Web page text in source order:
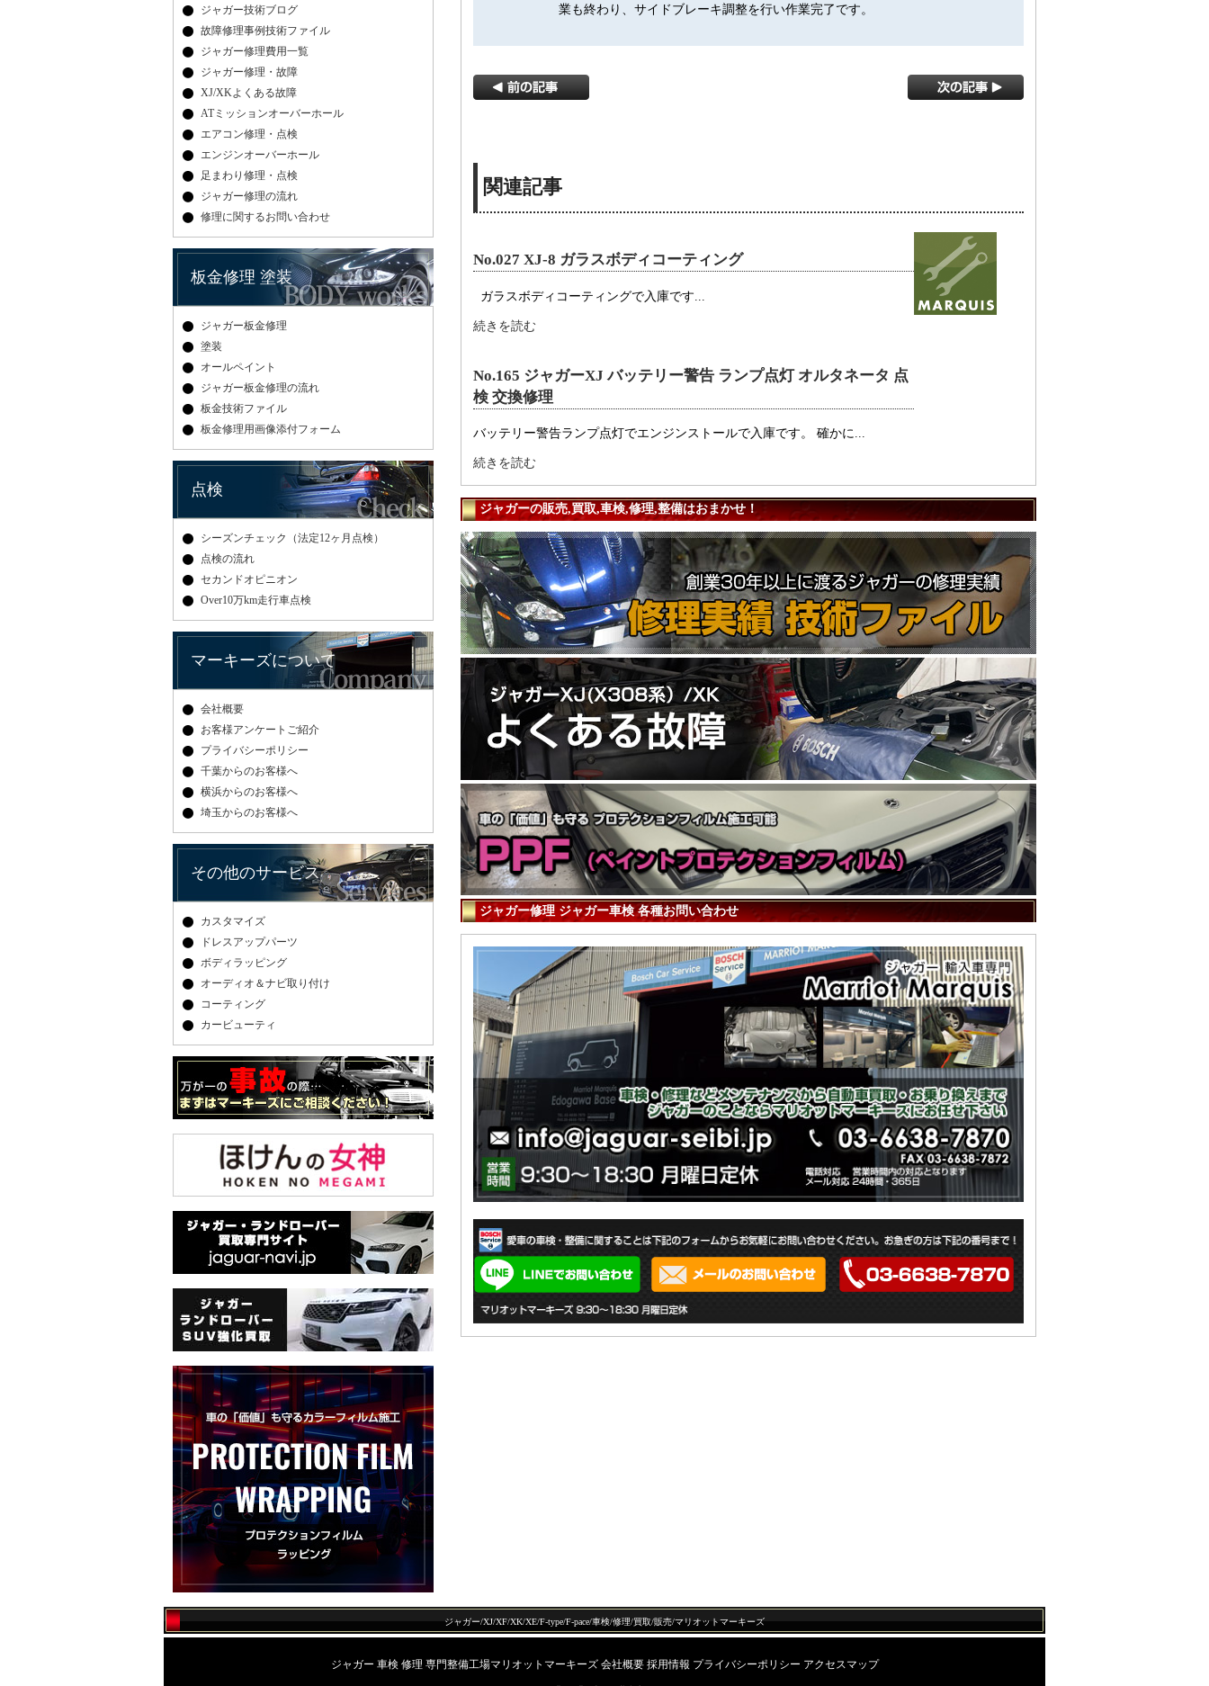
業も終わり、サイドブレーキ調整を行い作業完了です。
関連記事
No.027 XJ-8 ガラスボディコーティング
ガラスボディコーティングで入庫です...
続きを読む
No.165 ジャガーXJ バッテリー警告 ランプ点灯 オルタネータ 点
検 交換修理
バッテリー警告ランプ点灯でエンジンストールで入庫です。 確かに...
続きを読む
ジャガーの販売,買取,車検,修理,整備はおまかせ！
ジャガー修理 ジャガー車検 各種お問い合わせ
ジャガー技術ブログ
故障修理事例技術ファイル
ジャガー修理費用一覧
ジャガー修理・故障
XJ/XKよくある故障
ATミッションオーバーホール
エアコン修理・点検
エンジンオーバーホール
足まわり修理・点検
ジャガー修理の流れ
修理に関するお問い合わせ
板金修理 塗装
ジャガー板金修理
塗装
オールペイント
ジャガー板金修理の流れ
板金技術ファイル
板金修理用画像添付フォーム
点検
シーズンチェック（法定12ヶ月点検）
点検の流れ
セカンドオピニオン
Over10万km走行車点検
マーキーズについて
会社概要
お客様アンケートご紹介
プライバシーポリシー
千葉からのお客様へ
横浜からのお客様へ
埼玉からのお客様へ
その他のサービス
カスタマイズ
ドレスアップパーツ
ボディラッピング
オーディオ＆ナビ取り付け
コーティング
カービューティ
ジャガー/XJ/XF/XK/XE/F-type/F-pace/車検/修理/買取/販売/マリオットマーキーズ
ジャガー 車検 修理 専門整備工場マリオットマーキーズ 会社概要 採用情報 プライバシーポリシー アクセスマップ